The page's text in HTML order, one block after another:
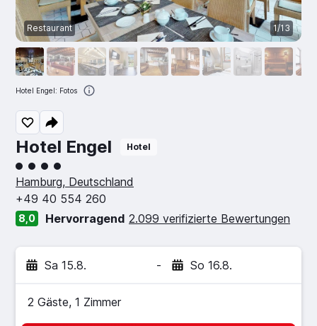
Hotel Engel Hotel
Bewertungskategorie 4
Hamburg, Deutschland
+49 40 554 260
8,0 Hervorragend 2.099 verifizierte Bewertungen
Sa 15.8. - So 16.8.
2 Gäste, 1 Zimmer
Restaurant 1/13
Hotel Engel: Fotos